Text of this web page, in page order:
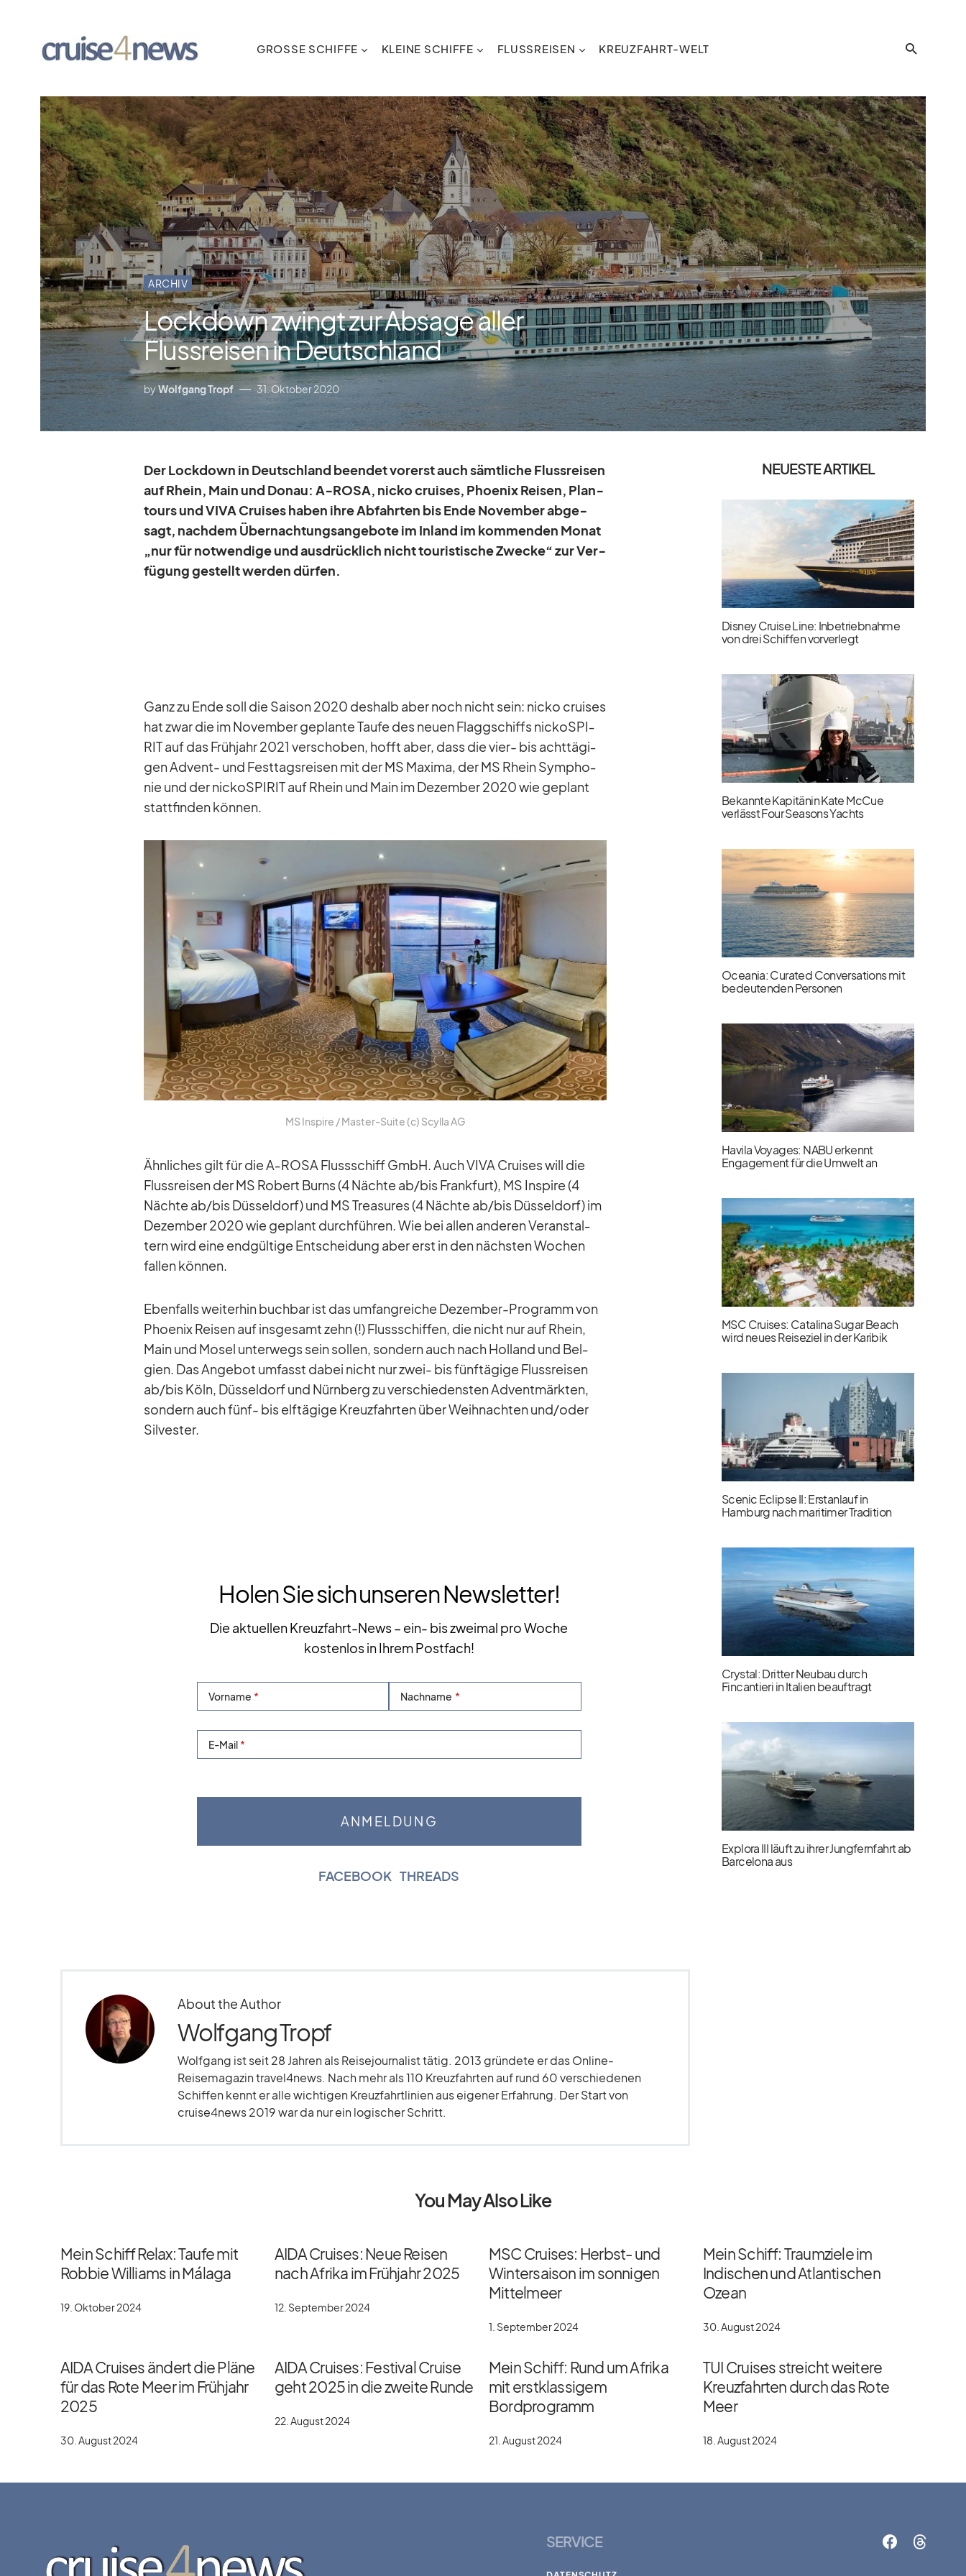
GROSSE SCHIFFE KLEINE SCHIFFE FLUSSREISEN KREUZFAHRT-WELT
ARCHIV
Lockdown zwingt zur Absage aller
Flussreisen in Deutschland
byWolfgang Tropf 31. Oktober 2020
Der Lock­down in Deutsch­land be­en­det vor­erst auch sämt­li­che Fluss­rei­sen
auf Rhein, Main und Do­nau: A‑ROSA, nicko crui­ses, Phoe­nix Rei­sen, Plan­
tours und VIVA Crui­ses ha­ben ihre Ab­fahr­ten bis Ende No­vem­ber ab­ge­
sagt, nach­dem Über­nach­tungs­an­ge­bote im In­land im kom­men­den Mo­nat
„nur für not­wen­dige und aus­drück­lich nicht tou­ris­ti­sche Zwe­cke“ zur Ver­
fü­gung ge­stellt wer­den dür­fen.
Ganz zu Ende soll die Sai­son 2020 des­halb aber noch nicht sein: nicko crui­ses
hat zwar die im No­vem­ber ge­plante Taufe des neuen Flagg­schiffs nic­koSPI­
RIT auf das Früh­jahr 2021 ver­scho­ben, hofft aber, dass die vier- bis acht­tä­gi­
gen Ad­vent- und Fest­tags­rei­sen mit der MS Ma­xima, der MS Rhein Sym­pho­
nie und der nic­koSPI­RIT auf Rhein und Main im De­zem­ber 2020 wie ge­plant
statt­fin­den kön­nen.
MS In­spire /​ Mas­ter-Suite (c) Scylla AG
Ähn­li­ches gilt für die A‑ROSA Fluss­schiff GmbH. Auch VIVA Crui­ses will die
Fluss­rei­sen der MS Ro­bert Burns (4 Nächte ab/​bis Frank­furt), MS In­spire (4
Nächte ab/​bis Düs­sel­dorf) und MS Tre­asu­res (4 Nächte ab/​bis Düs­sel­dorf) im
De­zem­ber 2020 wie ge­plant durch­füh­ren. Wie bei al­len an­de­ren Ver­an­stal­
tern wird eine end­gül­tige Ent­schei­dung aber erst in den nächs­ten Wo­chen
fal­len kön­nen.
Eben­falls wei­ter­hin buch­bar ist das um­fang­rei­che De­zem­ber-Pro­gramm von
Phoe­nix Rei­sen auf ins­ge­samt zehn (!) Fluss­schif­fen, die nicht nur auf Rhein,
Main und Mo­sel un­ter­wegs sein sol­len, son­dern auch nach Hol­land und Bel­
gien. Das An­ge­bot um­fasst da­bei nicht nur zwei- bis fünf­tä­gige Fluss­rei­sen
ab/​bis Köln, Düs­sel­dorf und Nürn­berg zu ver­schie­dens­ten Ad­vent­märk­ten,
son­dern auch fünf- bis elf­tä­gige Kreuz­fahr­ten über Weih­nach­ten und/​oder
Sil­ves­ter.
Holen Sie sich unseren Newsletter!
Die aktuellen Kreuzfahrt-News – ein- bis zweimal pro Woche
kostenlos in Ihrem Postfach!
Vorname Nachname
E-Mail
FACEBOOK |THREADS
About the Author
Wolfgang Tropf
Wolfgang ist seit 28 Jahren als Reisejournalist tätig. 2013 gründete er das Online-
Reisemagazin travel4news. Nach mehr als 110 Kreuzfahrten auf rund 60 verschiedenen
Schiffen kennt er alle wichtigen Kreuzfahrtlinien aus eigener Erfahrung. Der Start von
cruise4news 2019 war da nur ein logischer Schritt.
NEUESTE ARTIKEL
Disney Cruise Line: Inbetriebnahme
von drei Schiffen vorverlegt
Bekannte Kapitänin Kate McCue
verlässt Four Seasons Yachts
Oceania: Curated Conversations mit
bedeutenden Personen
Havila Voyages: NABU erkennt
Engagement für die Umwelt an
MSC Cruises: Catalina Sugar Beach
wird neues Reiseziel in der Karibik
Scenic Eclipse II: Erstanlauf in
Hamburg nach maritimer Tradition
Crystal: Dritter Neubau durch
Fincantieri in Italien beauftragt
Explora III läuft zu ihrer Jungfernfahrt ab
Barcelona aus
You May Also Like
Mein Schiff Relax: Taufe mit
Robbie Williams in Málaga
19. Oktober 2024
AIDA Cruises: Neue Reisen
nach Afrika im Frühjahr 2025
12. September 2024
MSC Cruises: Herbst- und
Wintersaison im sonnigen
Mittelmeer
1. September 2024
Mein Schiff: Traumziele im
Indischen und Atlantischen
Ozean
30. August 2024
AIDA Cruises ändert die Pläne
für das Rote Meer im Frühjahr
2025
30. August 2024
AIDA Cruises: Festival Cruise
geht 2025 in die zweite Runde
22. August 2024
Mein Schiff: Rund um Afrika
mit erstklassigem
Bordprogramm
21. August 2024
TUI Cruises streicht weitere
Kreuzfahrten durch das Rote
Meer
18. August 2024
SERVICE